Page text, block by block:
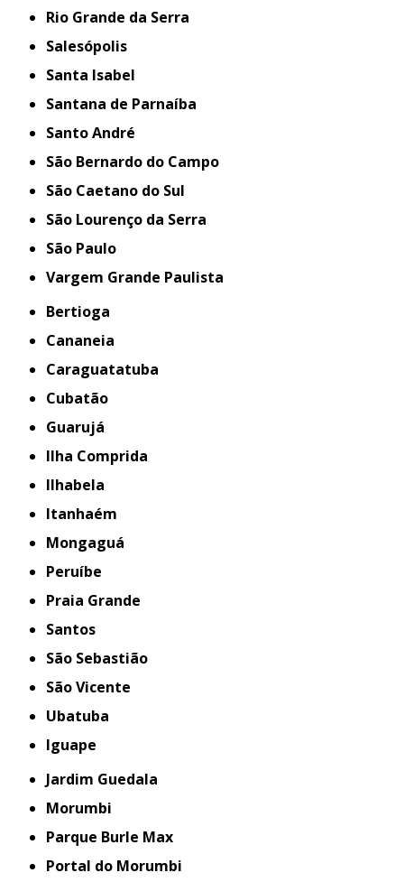
Rio Grande da Serra
Salesópolis
Santa Isabel
Santana de Parnaíba
Santo André
São Bernardo do Campo
São Caetano do Sul
São Lourenço da Serra
São Paulo
Vargem Grande Paulista
Bertioga
Cananeia
Caraguatatuba
Cubatão
Guarujá
Ilha Comprida
Ilhabela
Itanhaém
Mongaguá
Peruíbe
Praia Grande
Santos
São Sebastião
São Vicente
Ubatuba
iguape
Jardim Guedala
Morumbi
Parque Burle Max
Portal do Morumbi